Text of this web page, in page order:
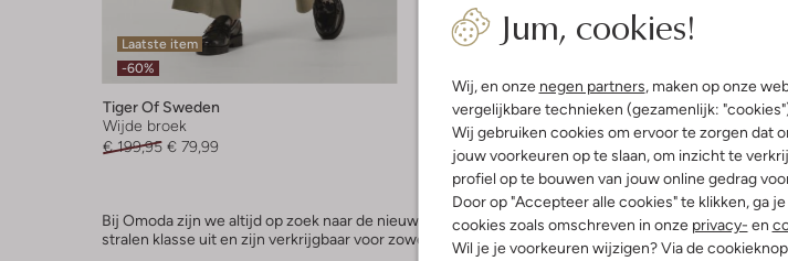
Jum, cookies!
Wij, en onze negen partners, maken op onze
vergelijkbare technieken (gezamenlijk:
Wij gebruiken cookies om ervoor te zorgen dat
jouw voorkeuren op te slaan, om inzicht te
profiel op te bouwen van jouw online gedrag
Door op "Accepteer alle cookies" te klikken, ga
cookies zoals omschreven in onze privacy- en
Wil je je voorkeuren wijzigen? Via de
Laatste item
-60%
Tiger Of Sweden
Wijde broek
€ 199,95 € 79,99
Laatste item
Tiger Of Sweden
Pantalon
€ 199,95
€ 79,95
Bij Omoda zijn we altijd op zoek naar de nieuwste trends en merken om jou de beste collectie te
stralen klasse uit en zijn verkrijgbaar voor zowel dames als heren. Lees snel verder en ontdek